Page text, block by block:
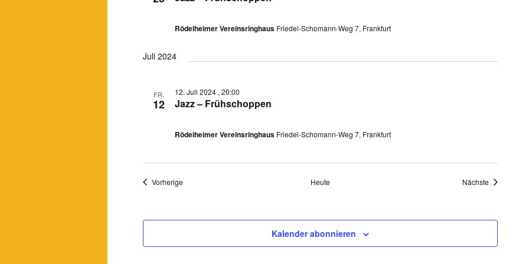
Rödelheimer Vereinsringhaus Friedel-Schomann-Weg 7, Frankfurt
Juli 2024
FR.
12 Jazz – Frühschoppen
12. Juli 2024 , 20:00
Rödelheimer Vereinsringhaus Friedel-Schomann-Weg 7, Frankfurt
VorherigeVeranstaltungen Heute Nächste
Kalender abonnieren